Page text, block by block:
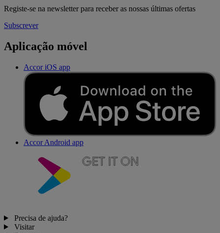
Registe-se na newsletter para receber as nossas últimas ofertas
Subscrever
Aplicação móvel
Accor iOS app
Accor Android app
Precisa de ajuda?
Visitar